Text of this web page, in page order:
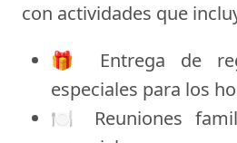
con actividades que
🎁 Entrega de
especiales para los
🍽️ Reuniones